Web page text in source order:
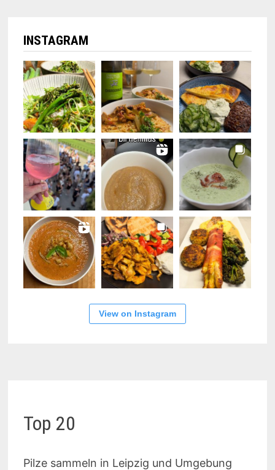
INSTAGRAM
View on Instagram
Top 20
Pilze sammeln in Leipzig und Umgebung